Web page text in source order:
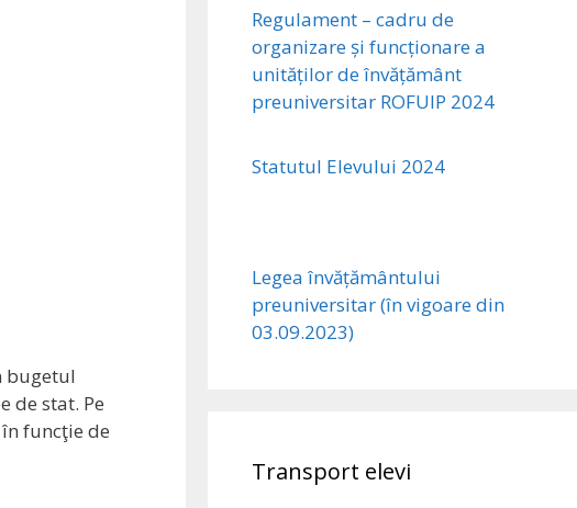
bugetul
de stat. Pe
funcţie de
Regulament – cadru de
organizare și funcționare a
unităților de învățământ
preuniversitar ROFUIP 2024
Statutul Elevului 2024
Legea învățământului
preuniversitar (în vigoare din
03.09.2023)
Transport elevi